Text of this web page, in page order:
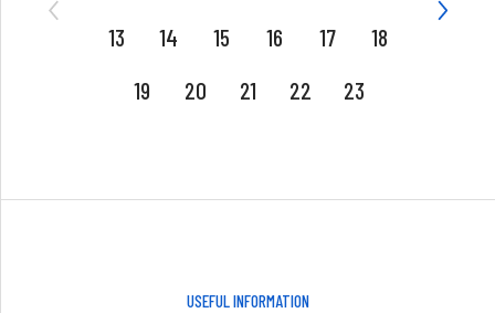
13
14 15 16 17
18
19
20 21 22 23
USEFUL INFORMATION